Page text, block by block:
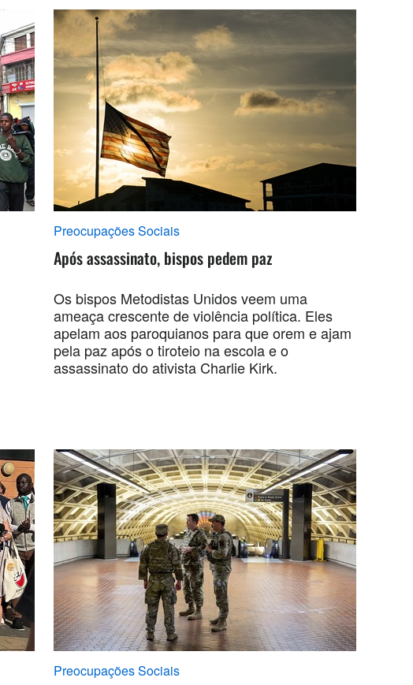
Preocupações Sociais
Após assassinato, bispos pedem paz
Os bispos Metodistas Unidos veem uma
ameaça crescente de violência política. Eles
apelam aos paroquianos para que orem e ajam
pela paz após o tiroteio na escola e o
assassinato do ativista Charlie Kirk.
Preocupações Sociais